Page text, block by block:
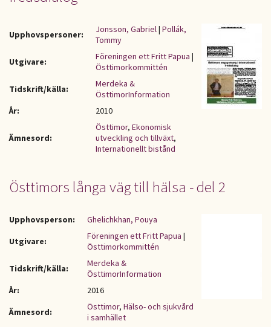
Upphovspersoner: Jonsson, Gabriel| Pollák,
Tommy
Utgivare:
Föreningen ett Fritt Papua |
Östtimorkommittén
Tidskrift/källa:
Merdeka &
ÖsttimorInformation
År:
2010
Ämnesord:
Östtimor, Ekonomisk
utveckling och tillväxt,
Internationellt bistånd
Östtimors långa väg till hälsa - del 2
Upphovsperson:
Ghelichkhan, Pouya
Utgivare:
Föreningen ett Fritt Papua |
Östtimorkommittén
Tidskrift/källa:
Merdeka &
ÖsttimorInformation
År:
2016
Ämnesord:
Östtimor, Hälso- och sjukvård
i samhället